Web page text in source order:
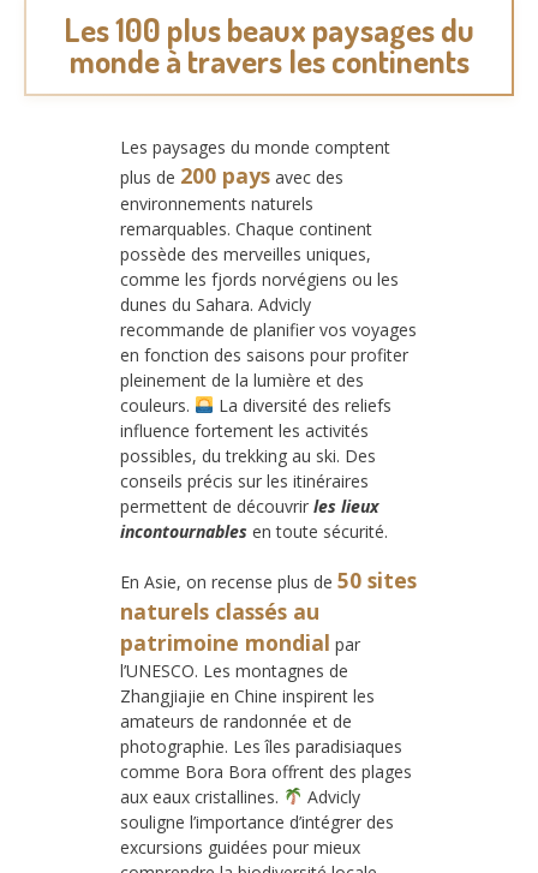
Les 100 plus beaux paysages du
monde à travers les continents
Les paysages du monde comptent
plus de 200 pays avec des
environnements naturels
remarquables. Chaque continent
possède des merveilles uniques,
comme les fjords norvégiens ou les
dunes du Sahara. Advicly
recommande de planifier vos voyages
en fonction des saisons pour profiter
pleinement de la lumière et des
couleurs.
La diversité des reliefs
influence fortement les activités
possibles, du trekking au ski. Des
conseils précis sur les itinéraires
permettent de découvrir les lieux
incontournables en toute sécurité.
En Asie, on recense plus de 50 sites
naturels classés au
patrimoine mondial par
l’UNESCO. Les montagnes de
Zhangjiajie en Chine inspirent les
amateurs de randonnée et de
photographie. Les îles paradisiaques
comme Bora Bora offrent des plages
aux eaux cristallines.
Advicly
souligne l’importance d’intégrer des
excursions guidées pour mieux